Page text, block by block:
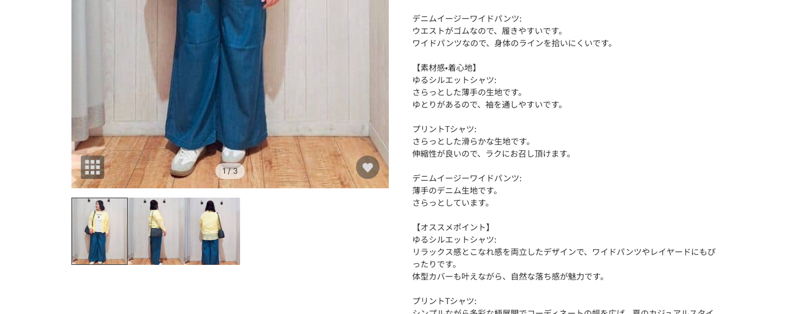
1/ 3
デニムイージーワイドパンツ:
ウエストがゴムなので、履きやすいです。
ワイドパンツなので、身体のラインを拾いにくいです。
【素材感•着心地】
ゆるシルエットシャツ:
さらっとした薄手の生地です。
ゆとりがあるので、袖を通しやすいです。
プリントTシャツ:
さらっとした滑らかな生地です。
伸縮性が良いので、ラクにお召し頂けます。
デニムイージーワイドパンツ:
薄手のデニム生地です。
さらっとしています。
【オススメポイント】
ゆるシルエットシャツ:
リラックス感とこなれ感を両立したデザインで、ワイドパンツやレイヤードにもぴ
ったりです。
体型カバーも叶えながら、自然な落ち感が魅力です。
プリントTシャツ: